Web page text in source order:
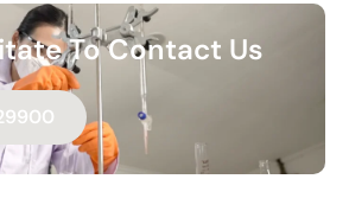
To Contact Us